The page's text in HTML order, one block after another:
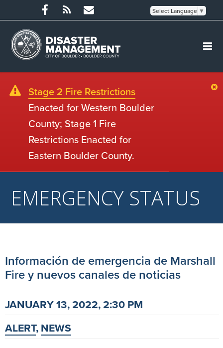
Select Language ▼
Stage 2 Fire Restrictions
Enacted for Western Boulder
County; Stage 1 Fire
Restrictions Enacted for
Eastern Boulder County.
EMERGENCY STATUS
Información de emergencia de Marshall
Fire y nuevos canales de noticias
JANUARY 13, 2022, 2:30 PM
ALERT,NEWS